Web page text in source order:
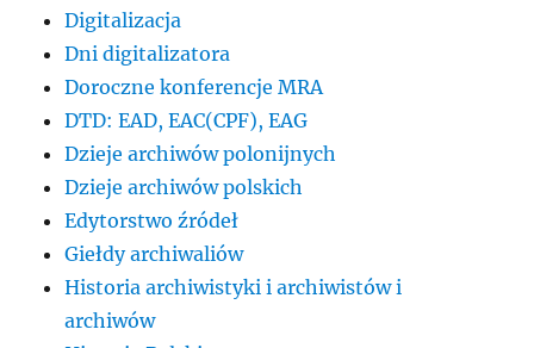
Digitalizacja
Dni digitalizatora
Doroczne konferencje MRA
DTD: EAD, EAC(CPF), EAG
Dzieje archiwów polonijnych
Dzieje archiwów polskich
Edytorstwo źródeł
Giełdy archiwaliów
Historia archiwistyki i archiwistów i
archiwów